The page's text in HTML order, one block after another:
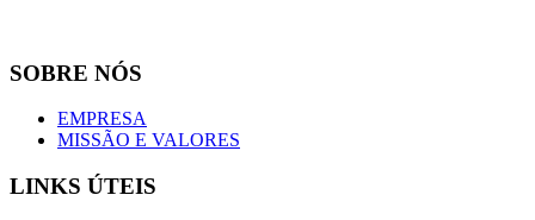
SOBRE NÓS
EMPRESA
MISSÃO E VALORES
LINKS ÚTEIS